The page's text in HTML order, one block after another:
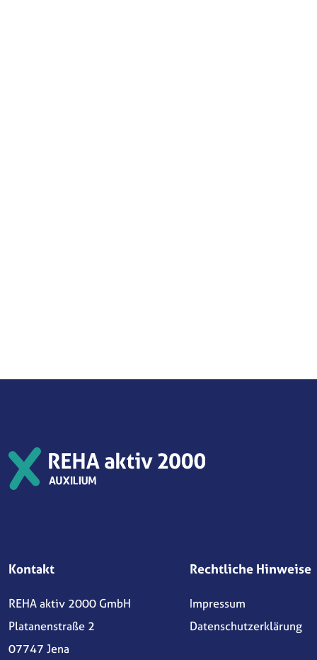
Kontakt
REHA aktiv 2000 GmbH
Platanenstraße 2
07747 Jena
Rechtliche Hinweise
Impressum
Datenschutzerklärung